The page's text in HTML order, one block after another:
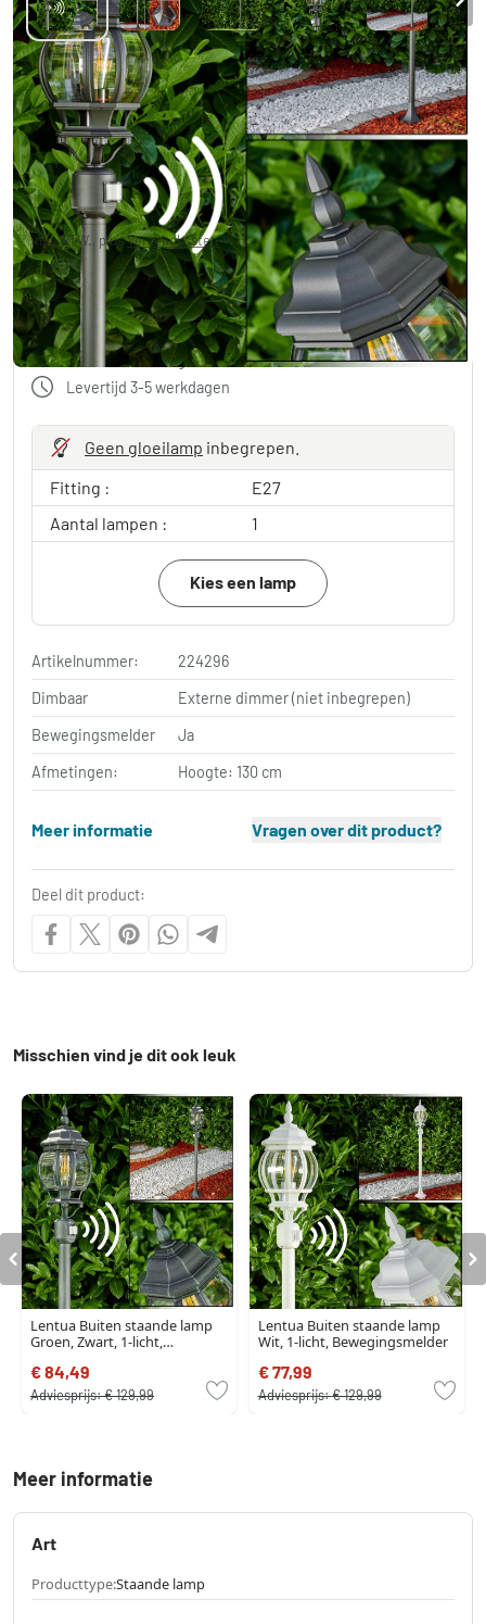
Lentua Buiten staande lamp Zwart, 1-licht,
Bewegingsmelder
-40% € 77,99
Je redt€ 52,00 Adviesprijs: € 129,99
incl. BTW., plusVerzendkosten
in winkelwagen
Gratis verzending vanaf 100€ bestelwaarde
Levertijd 3-5 werkdagen
Geen gloeilamp inbegrepen.
Fitting :
E27
Aantal lampen :
1
Kies een lamp
Artikelnummer:
224296
Dimbaar
Externe dimmer (niet inbegrepen)
Bewegingsmelder
Ja
Afmetingen:
Hoogte: 130 cm
Meer informatie Vragen over dit product?
Deel dit product:
Misschien vind je dit ook leuk
Lentua Buiten staande lamp
Groen, Zwart, 1-licht,
€ 84,49
Adviesprijs:€ 129,99
Lentua Buiten staande lamp
Wit, 1-licht, Bewegingsmelder
€ 77,99
Adviesprijs:€ 129,99
Meer informatie
Art
Producttype:Staande lamp